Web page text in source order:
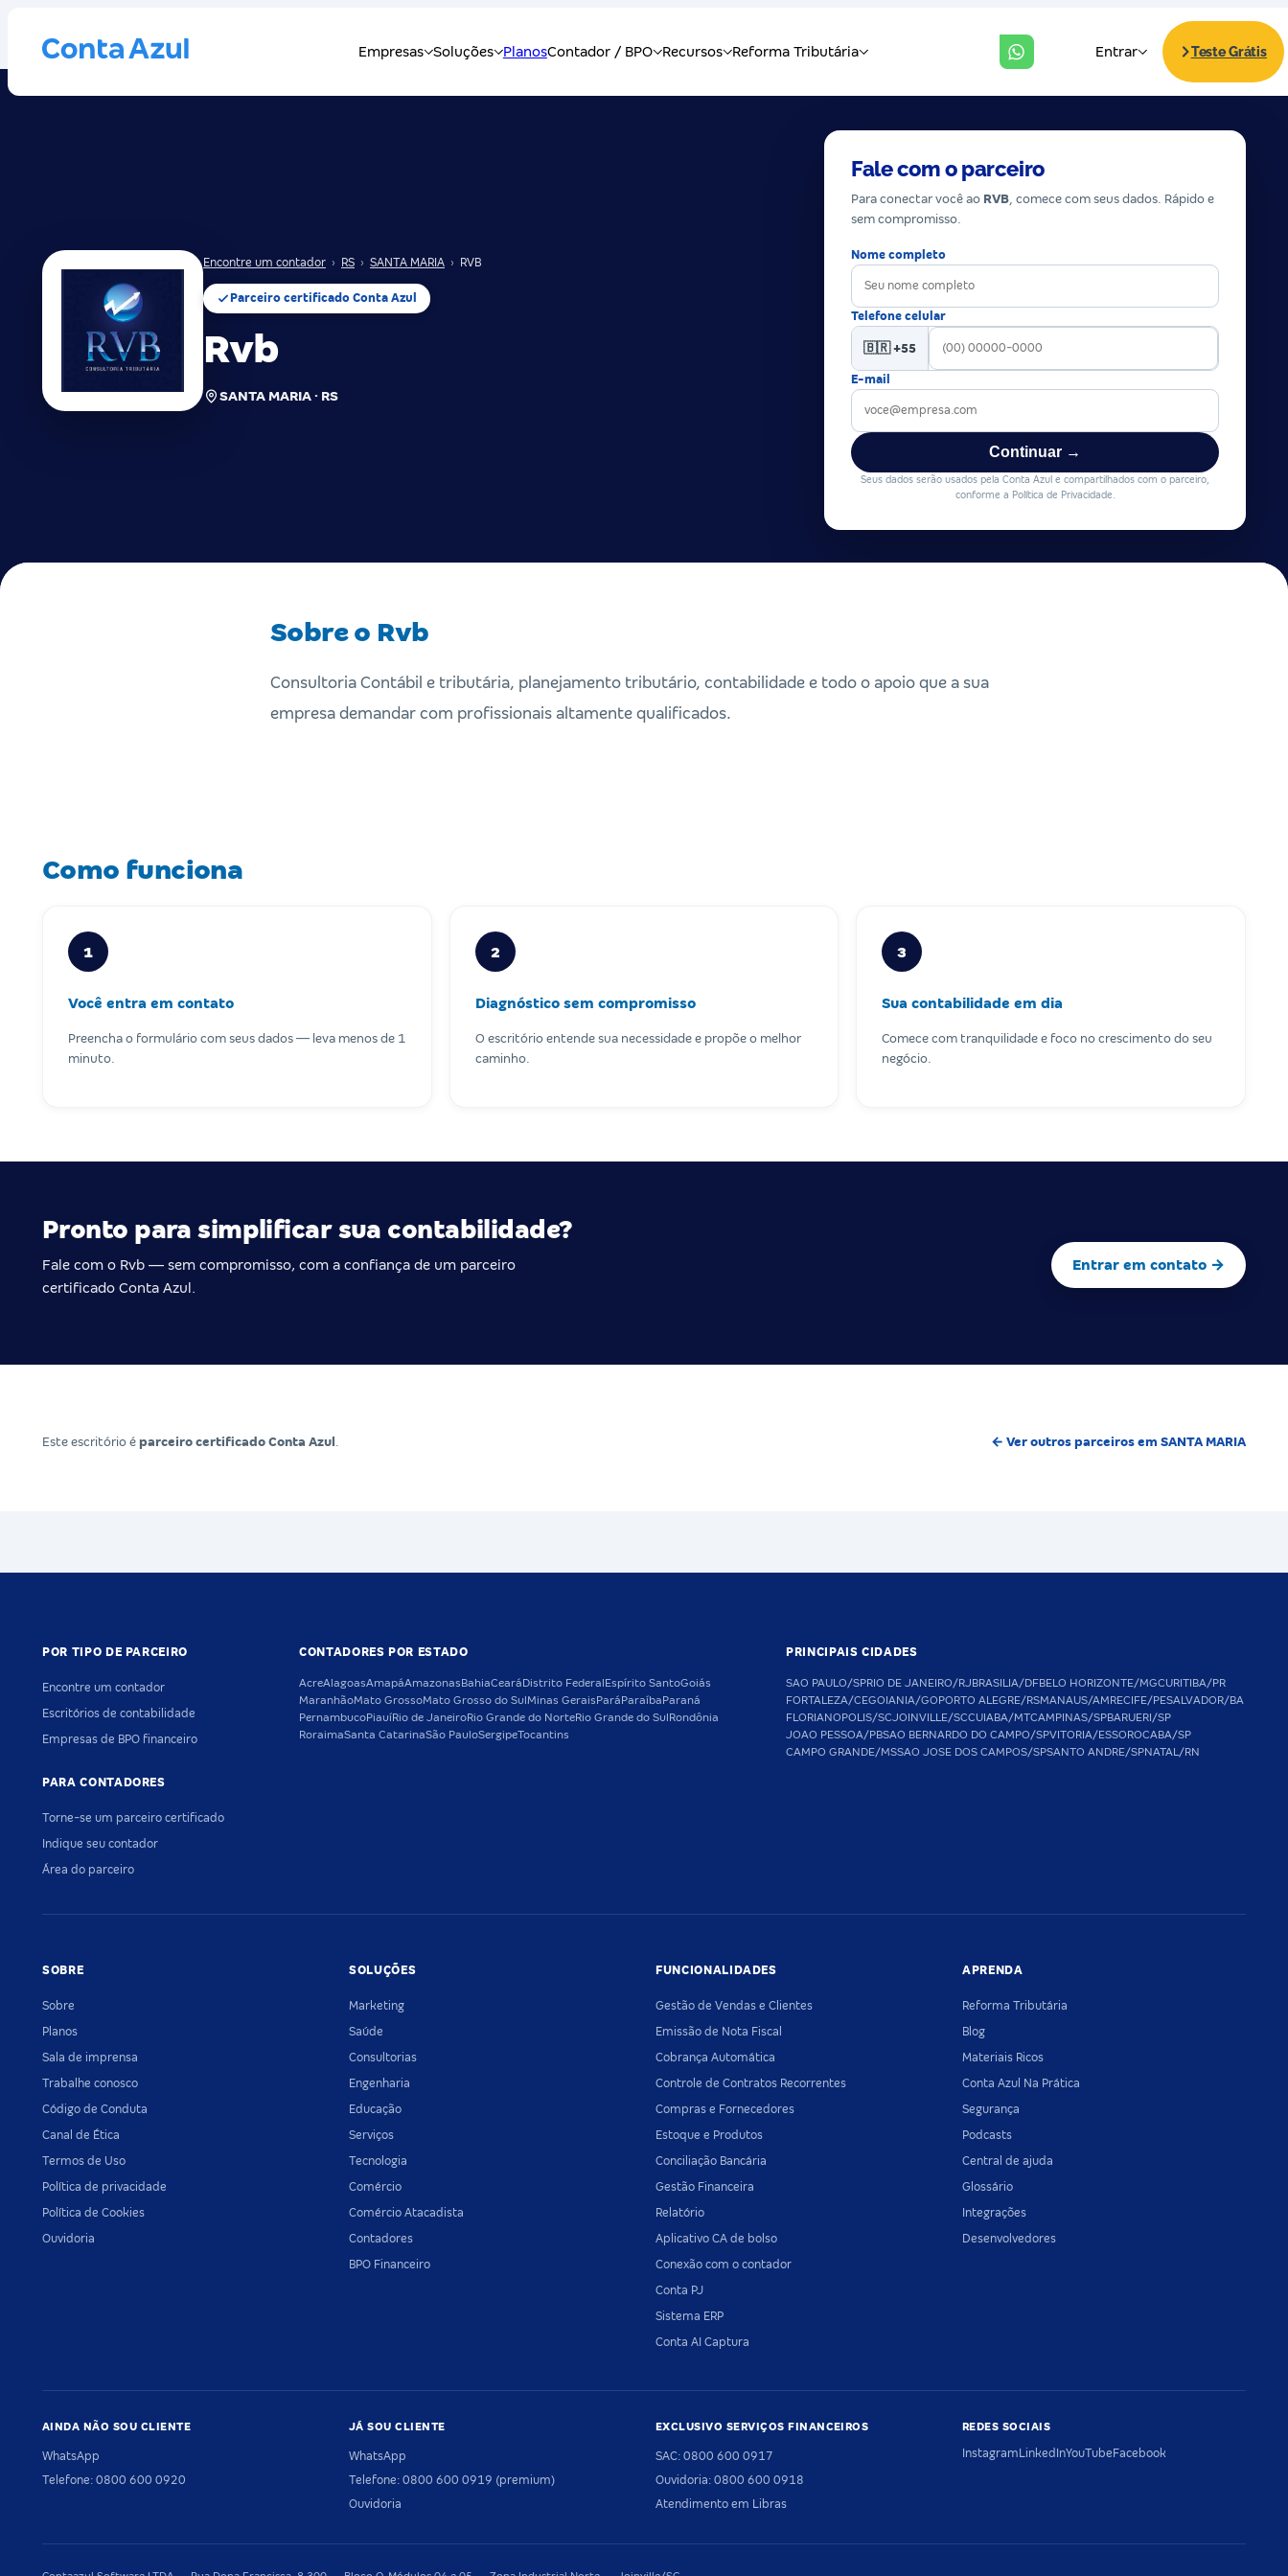
Encontre um contador › RS › SANTA MARIA › RVB
Parceiro certificado Conta Azul
Rvb
SANTA MARIA · RS
Fale com o parceiro
Para conectar você ao RVB, comece com seus dados. Rápido e
sem compromisso.
Nome completo
Telefone celular
🇧🇷 +55
E-mail
Continuar →
Seus dados serão usados pela Conta Azul e compartilhados com o parceiro,
conforme a Política de Privacidade.
Sobre o Rvb
Consultoria Contábil e tributária, planejamento tributário, contabilidade e todo o apoio que a sua
empresa demandar com profissionais altamente qualificados.
Como funciona
1
Você entra em contato
Preencha o formulário com seus dados — leva menos de 1
minuto.
2
Diagnóstico sem compromisso
O escritório entende sua necessidade e propõe o melhor
caminho.
3
Sua contabilidade em dia
Comece com tranquilidade e foco no crescimento do seu
negócio.
Pronto para simplificar sua contabilidade?
Fale com o Rvb — sem compromisso, com a confiança de um parceiro
certificado Conta Azul.
Entrar em contato →
Este escritório é parceiro certificado Conta Azul . ← Ver outros parceiros em SANTA MARIA
POR TIPO DE PARCEIRO
Encontre um contador
Escritórios de contabilidade
Empresas de BPO financeiro
PARA CONTADORES
Torne-se um parceiro certificado
Indique seu contador
Área do parceiro
CONTADORES POR ESTADO
AcreAlagoasAmapáAmazonasBahiaCearáDistrito FederalEspírito SantoGoiás
MaranhãoMato GrossoMato Grosso do SulMinas GeraisParáParaíbaParaná
PernambucoPiauíRio de JaneiroRio Grande do NorteRio Grande do SulRondônia
RoraimaSanta CatarinaSão PauloSergipeTocantins
PRINCIPAIS CIDADES
SAO PAULO/SPRIO DE JANEIRO/RJBRASILIA/DFBELO HORIZONTE/MGCURITIBA/PR
FORTALEZA/CEGOIANIA/GOPORTO ALEGRE/RSMANAUS/AMRECIFE/PESALVADOR/BA
FLORIANOPOLIS/SCJOINVILLE/SCCUIABA/MTCAMPINAS/SPBARUERI/SP
JOAO PESSOA/PBSAO BERNARDO DO CAMPO/SPVITORIA/ESSOROCABA/SP
CAMPO GRANDE/MSSAO JOSE DOS CAMPOS/SPSANTO ANDRE/SPNATAL/RN
SOBRE
Sobre
Planos
Sala de imprensa
Trabalhe conosco
Código de Conduta
Canal de Ética
Termos de Uso
Política de privacidade
Política de Cookies
Ouvidoria
SOLUÇÕES
Marketing
Saúde
Consultorias
Engenharia
Educação
Serviços
Tecnologia
Comércio
Comércio Atacadista
Contadores
BPO Financeiro
FUNCIONALIDADES
Gestão de Vendas e Clientes
Emissão de Nota Fiscal
Cobrança Automática
Controle de Contratos Recorrentes
Compras e Fornecedores
Estoque e Produtos
Conciliação Bancária
Gestão Financeira
Relatório
Aplicativo CA de bolso
Conexão com o contador
Conta PJ
Sistema ERP
Conta AI Captura
APRENDA
Reforma Tributária
Blog
Materiais Ricos
Conta Azul Na Prática
Segurança
Podcasts
Central de ajuda
Glossário
Integrações
Desenvolvedores
AINDA NÃO SOU CLIENTE
WhatsApp
Telefone: 0800 600 0920
JÁ SOU CLIENTE
WhatsApp
Telefone: 0800 600 0919 (premium)
Ouvidoria
EXCLUSIVO SERVIÇOS FINANCEIROS
SAC: 0800 600 0917
Ouvidoria: 0800 600 0918
Atendimento em Libras
REDES SOCIAIS
InstagramLinkedInYouTubeFacebook